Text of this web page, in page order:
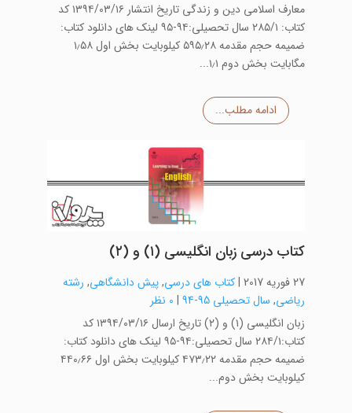
معارف اسلامی دین و زندگی تاریخ انتشار ۱۳۹۴/۰۳/۱۶ کد
کتاب: ۲۸۵/۱ سال تحصیلی:۹۴-۹۵ لینک های دانلود کتاب:
ضمیمه حجم مقدمه ۵۹۵٫۲۸ کیلوبایت بخش اول ۱٫۵۸
مگابایت بخش دوم ۱٫۱...
ادامه مطلب...
کتاب درسی زبان انگلیسی (۱) و (۲)
27 فوریه 2017 |کتاب های درسی,پیش دانشگاهی, رشته
ریاضی, سال تحصیلی 95-94 | 0 نظر
زبان انگلیسی (۱) و (۲) تاریخ ارسال ۱۳۹۴/۰۳/۱۶ کد
کتاب:۲۸۴/۱ سال تحصیلی:۹۴-۹۵ لینک های دانلود کتاب:
ضمیمه حجم مقدمه ۴۷۳٫۲۲ کیلوبایت بخش اول ۴۴۰٫۶۶
کیلوبایت بخش دوم...